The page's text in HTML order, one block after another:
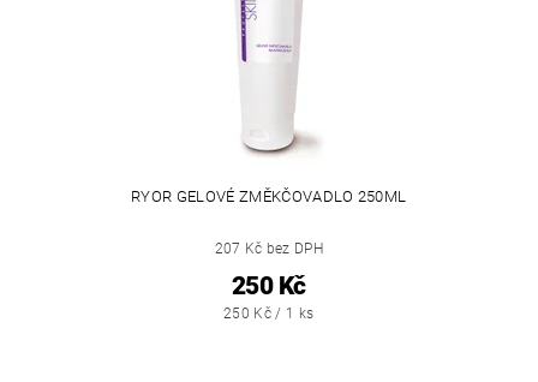
RYOR GELOVÉ ZMĚKČOVADLO 250ML
207 Kč bez DPH
250 Kč
250 Kč / 1 ks